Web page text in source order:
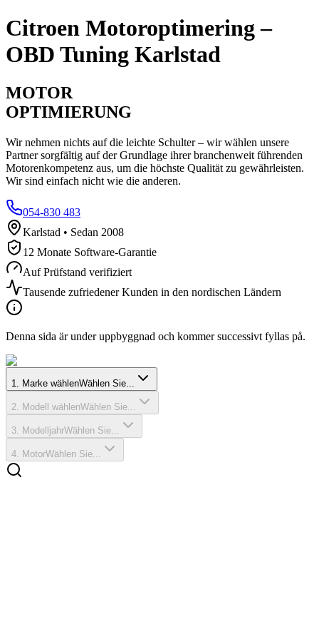
Citroen Motoroptimering –
OBD Tuning Karlstad
MOTOR
OPTIMIERUNG
Wir nehmen nichts auf die leichte Schulter – wir wählen unsere
Partner sorgfältig auf der Grundlage ihrer branchenweit führenden
Motorenkompetenz aus, um die höchste Qualität zu gewährleisten.
Wir sind einfach nicht wie die anderen.
054-830 483
Karlstad • Sedan 2008
12 Monate Software-Garantie
Auf Prüfstand verifiziert
Tausende zufriedener Kunden in den nordischen Ländern
Denna sida är under uppbyggnad och kommer successivt fyllas på.
1 Marke wählenWählen Sie...
2 Modell wählenWählen Sie...
3 ModelljahrWählen Sie...
4 MotorWählen Sie...